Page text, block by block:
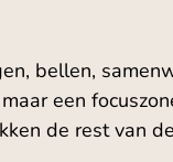
bellen,
een
de rest van